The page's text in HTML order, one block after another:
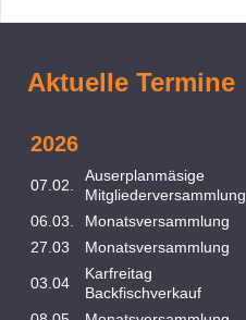
Aktuelle Termine
2026
07.02.
Auserplanmäsige
Mitgliederversammlung
06.03.
Monatsversammlung
27.03
Monatsversammlung
03.04
Karfreitag
Backfischverkauf